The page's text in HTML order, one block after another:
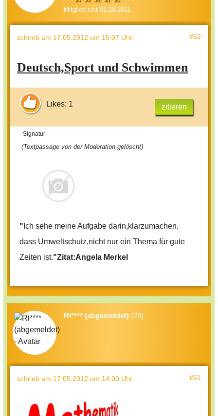
Mitglied seit 01.10.2011
schrieb am 17.05.2012 um 15:07 Uhr: #62
Deutsch,Sport und Schwimmen
Likes: 1 zitieren
- Signatur -
(Textpassage von der Moderation gelöscht)
" Ich sehe meine Aufgabe darin,klarzumachen,
dass Umweltschutz,nicht nur ein Thema für gute
Zeiten ist."Zitat:Angela Merkel
Ri**** (abgemeldet) (28)
schrieb am 17.05.2012 um 14:00 Uhr: #61